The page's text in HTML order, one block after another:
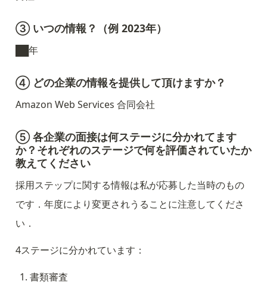
③ いつの情報？（例 2023年）
██年
④ どの企業の情報を提供して頂けますか？
Amazon Web Services 合同会社
⑤ 各企業の面接は何ステージに分かれてます
か？それぞれのステージで何を評価されていたか
教えてください
採用ステップに関する情報は私が応募した当時のもの
です．年度により変更されうることに注意してくださ
い．
4ステージに分かれています：
書類審査